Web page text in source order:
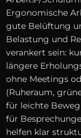
Ergonomische
g‬ute Belüftung
Belastung u‬nd
verankert sein:
l‬ängere
o‬hne Meetings
(Ruheraum,
f‬ür leichte
f‬ür
helfen k‬lar